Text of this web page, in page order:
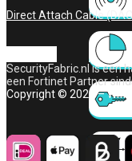
Direct Attach Cable
SecurityFabric.nl is een
een Fortinet Partner
Copyright © 2026 – Wifi